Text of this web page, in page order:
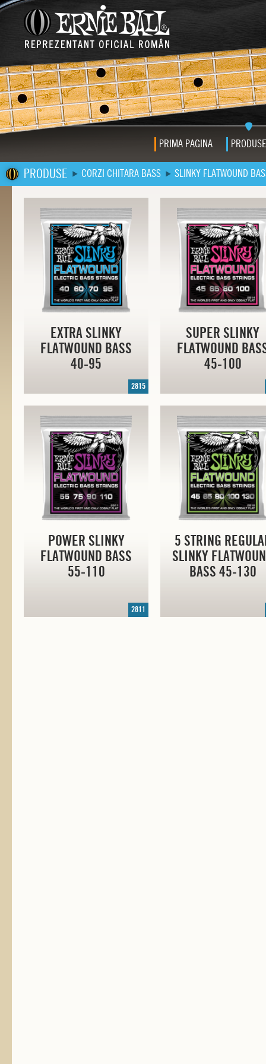
PRIMA PAGINA PRODUSE
PRODUSE CORZI CHITARA BASS SLINKY FLATWOUND
EXTRA SLINKY
FLATWOUND BASS
40-95
2815
SUPER SLINKY
FLATWOUND
45-100
POWER SLINKY
FLATWOUND BASS
55-110
2811
5 STRING
SLINKY
BASS45-130